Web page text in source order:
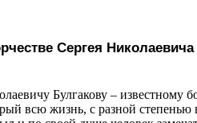
Сергея
Булгакову – известному
всю жизнь, с разной